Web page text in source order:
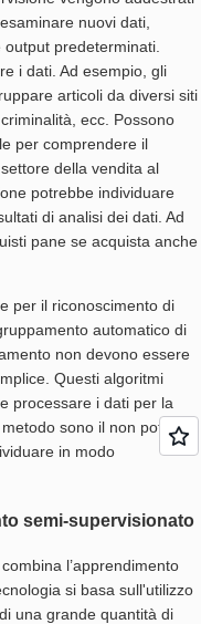
nuovi dati,
predeterminati.
i dati. Ad esempio, gli
articoli da diversi siti
ecc. Possono
per comprendere il
della vendita al
potrebbe individuare
di analisi dei dati. Ad
pane se acquista anche
per il riconoscimento di
automatico di
non devono essere
Questi algoritmi
processare i dati per la
sono il non poter
in modo
semi-supervisionato
l’apprendimento
si basa sull'utilizzo
una grande quantità di